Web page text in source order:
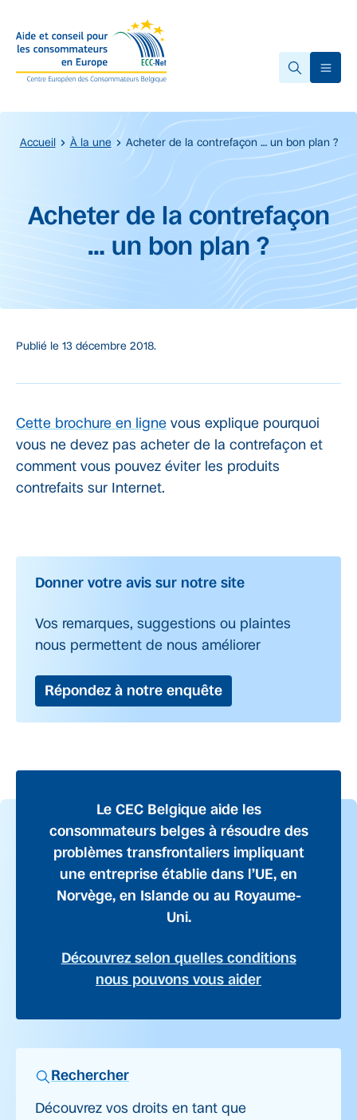
Accueil À la une Acheter de la contrefaçon … un bon plan ?
Début du contenu principal.
Acheter de la contrefaçon
… un bon plan ?
Publié le 13 décembre 2018.
Cette brochure en ligne vous explique pourquoi
vous ne devez pas acheter de la contrefaçon et
comment vous pouvez éviter les produits
contrefaits sur Internet.
Donner votre avis sur notre site
Vos remarques, suggestions ou plaintes
nous permettent de nous améliorer
Répondez à notre enquête
Le CEC Belgique aide les
consommateurs belges à résoudre des
problèmes transfrontaliers impliquant
une entreprise établie dans l’UE, en
Norvège, en Islande ou au Royaume-
Uni.
Découvrez selon quelles conditions
nous pouvons vous aider
Rechercher
Découvrez vos droits en tant que